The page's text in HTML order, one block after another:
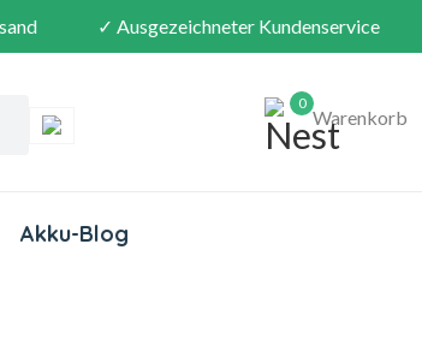
✓ Ausgezeichneter Kundenservice
0
Warenkorb
Akku-Blog